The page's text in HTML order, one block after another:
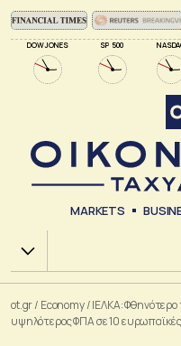
DOW JONES SP 500
MARKETS
Χ.Α.
ot.gr/ Economy/ΙΕΛΚΑ: Φθηνότερο
υψηλότερος ΦΠΑ σε 10